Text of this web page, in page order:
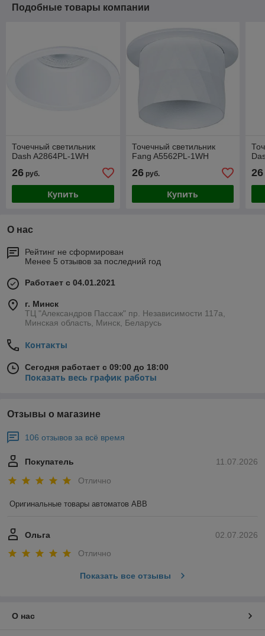
Подобные товары компании
Точечный светильник
Dash A2864PL-1WH
26 руб.
Купить
Точечный светильник
Fang A5562PL-1WH
26руб.
Купить
26
О нас
Рейтинг не сформирован
Менее 5 отзывов за последний год
Работает с 04.01.2021
г. Минск
ТЦ "Александров Пассаж" пр. Независимости 117а,
Минская область, Минск, Беларусь
Контакты
Сегодня работает с 09:00 до 18:00
Показать весь график работы
Отзывы о магазине
106 отзывов за всё время
11.07.2026
Покупатель
Отлично
Оригинальные товары автоматов ABB
02.07.2026
Ольга
Отлично
Показать все отзывы
О нас